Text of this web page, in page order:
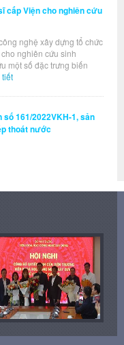
cấp Viện cho nghiên cứu
nghệ xây dựng tổ chức
nghiên cứu sinh
một số đặc trưng biến
161/2022VKH-1, sản
thoát nước